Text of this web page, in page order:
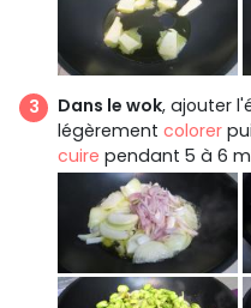
Dans le wok, ajouter
légèrement colorer
cuire pendant 5 à 6